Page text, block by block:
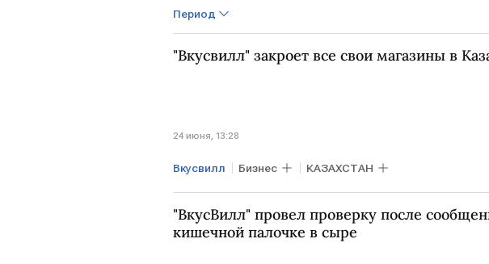
Период
"Вкусвилл" закроет все свои магазины в
24 июня, 13:28
Вкусвилл Бизнес КАЗАХСТАН
"ВкусВилл" провел проверку после
кишечной палочке в сыре